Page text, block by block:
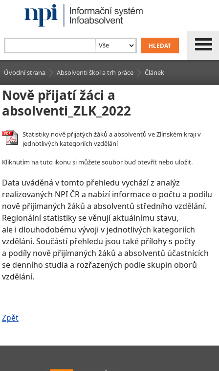
Úvodní strana Absolventi škol a trh práce Článek
Nově přijatí žáci a
absolventi_ZLK_2022
Statistiky nově přijatých žáků a absolventů ve Zlínském kraji v
jednotlivých kategoriích vzdělání
Kliknutím na tuto ikonu si můžete soubor buď otevřít nebo uložit.
Data uváděná v tomto přehledu vychází z analýz
realizovaných NPI ČR a nabízí informace o počtu a podílu
nově přijímaných žáků a absolventů středního vzdělání.
Regionální statistiky se věnují aktuálnímu stavu,
ale i dlouhodobému vývoji v jednotlivých kategoriích
vzdělání. Součástí přehledu jsou také přílohy s počty
a podíly nově přijímaných žáků a absolventů účastnících
se denního studia a rozřazených podle skupin oborů
vzdělání.
Zpět